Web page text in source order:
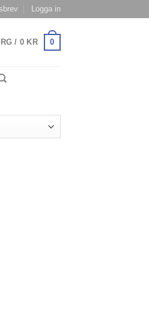
Logga in
/ 0 KR 0